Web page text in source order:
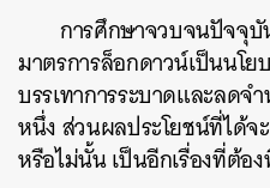
การศึกษาจวบจนปัจจุ
มาตรการล็อกดาวน์เป็นนโ
บรรเทาการระบาดและลดจ
หนึ่ง ส่วนผลประโยชน์ที่ได้
หรือไม่นั้น เป็นอีกเรื่องที่ต้อ